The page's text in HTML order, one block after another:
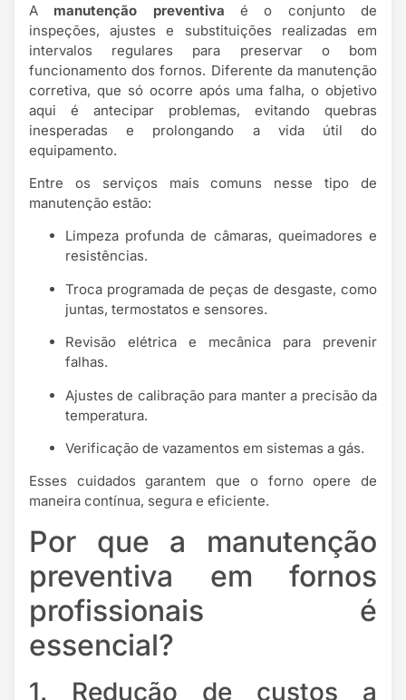
A manutenção preventiva é o conjunto de
inspeções, ajustes e substituições realizadas em
intervalos regulares para preservar o bom
funcionamento dos fornos. Diferente da manutenção
corretiva, que só ocorre após uma falha, o objetivo
aqui é antecipar problemas, evitando quebras
inesperadas e prolongando a vida útil do
equipamento.
Entre os serviços mais comuns nesse tipo de
manutenção estão:
Limpeza profunda de câmaras, queimadores e
resistências.
Troca programada de peças de desgaste, como
juntas, termostatos e sensores.
Revisão elétrica e mecânica para prevenir
falhas.
Ajustes de calibração para manter a precisão da
temperatura.
Verificação de vazamentos em sistemas a gás.
Esses cuidados garantem que o forno opere de
maneira contínua, segura e eficiente.
Por que a manutenção
preventiva em fornos
profissionais é
essencial?
1. Redução de custos a